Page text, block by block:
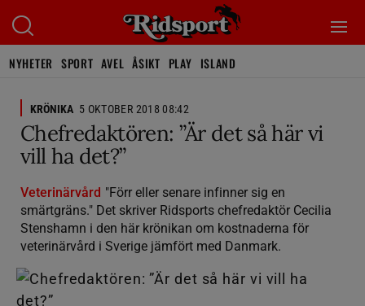
NYHETER SPORT AVEL ÅSIKT PLAY ISLAND
KRÖNIKA 5 OKTOBER 2018 08:42
Chefredaktören: ”Är det så här vi
vill ha det?”
Veterinärvård "Förr eller senare infinner sig en
smärtgräns." Det skriver Ridsports chefredaktör Cecilia
Stenshamn i den här krönikan om kostnaderna för
veterinärvård i Sverige jämfört med Danmark.